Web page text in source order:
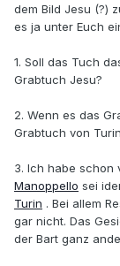
dem Bild Jesu (?)
es ja unter Euch
1. Soll das Tuch
Grabtuch Jesu?
2. Wenn es das
Grabtuch von
3. Ich habe schon
Manoppello sei
Turin . Bei allem
gar nicht. Das
der Bart ganz